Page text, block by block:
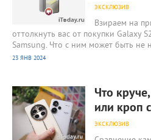
ЭКСКЛЮЗИВ
Взираем на
оттолкнуть вас от покупки Galaxy
Samsung. Что с ним может быть не
23 ЯНВ 2024
Что
или кроп
ЭКСКЛЮЗИВ